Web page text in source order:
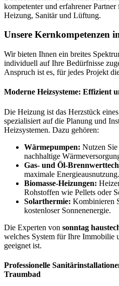
kompetenter und erfahrener
Heizung, Sanitär und Lüftung.
Unsere Kernkompetenzen
Wir bieten Ihnen ein breites
individuell auf Ihre Bedürfnisse
Anspruch ist es, für jedes Projekt
Moderne Heizsysteme: Effizient
Die Heizung ist das Herzstück
spezialisiert auf die Planung und
Heizsystemen. Dazu gehören:
Wärmepumpen: Nutzen
nachhaltige
Gas- und Öl-
maximale Energieausnutzung.
Biomasse-Heizungen:
Rohstoffen wie Pellets oder
Solarthermie: Kombinieren
kostenloser Sonnenenergie.
Die Experten von sonntag
welches System für Ihre Immobilie
geeignet ist.
Professionelle
Traumbad